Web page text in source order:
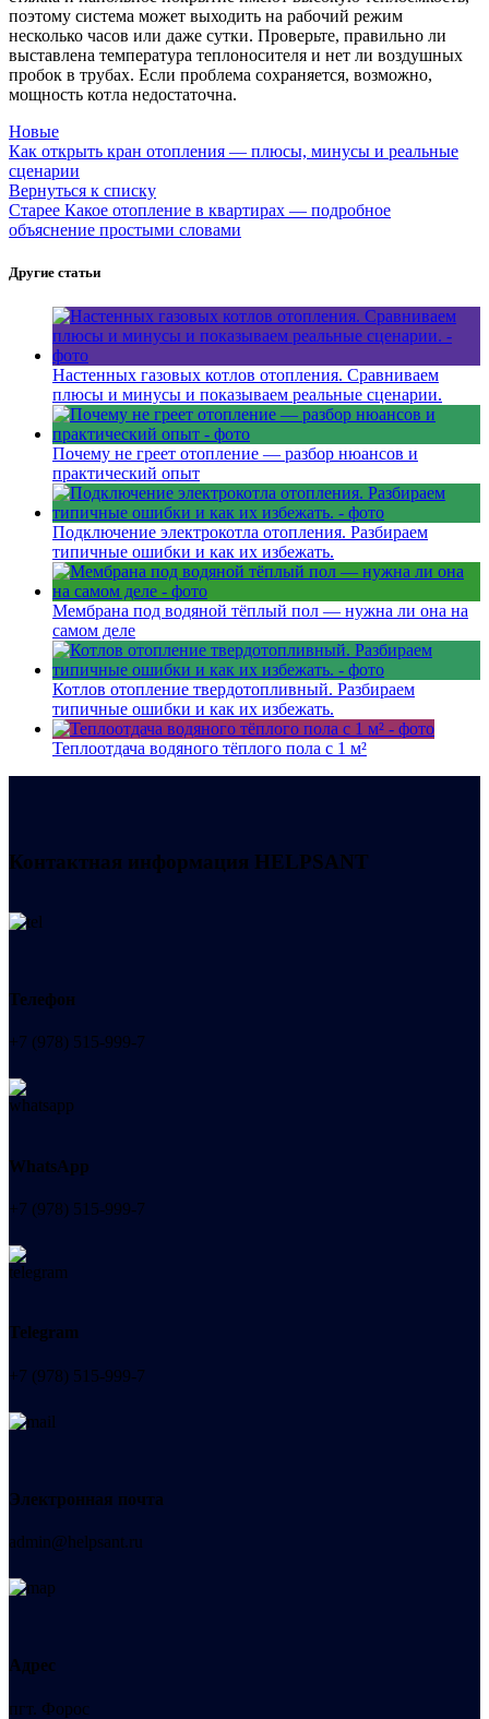
поэтому система может выходить на рабочий режим
несколько часов или даже сутки. Проверьте, правильно ли
выставлена температура теплоносителя и нет ли воздушных
пробок в трубах. Если проблема сохраняется, возможно,
мощность котла недостаточна.
Новые
Как открыть кран отопления — плюсы, минусы и реальные
сценарии
Вернуться к списку
Старее Какое отопление в квартирах — подробное
объяснение простыми словами
Другие статьи
Настенных газовых котлов отопления. Сравниваем
плюсы и минусы и показываем реальные сценарии.
Почему не греет отопление — разбор нюансов и
практический опыт
Подключение электрокотла отопления. Разбираем
типичные ошибки и как их избежать.
Мембрана под водяной тёплый пол — нужна ли она на
самом деле
Котлов отопление твердотопливный. Разбираем
типичные ошибки и как их избежать.
Теплоотдача водяного тёплого пола с 1 м²
Контактная информация HELPSANT
Телефон
+7 (978) 515-999-7
WhatsApp
+7 (978) 515-999-7
Telegram
+7 (978) 515-999-7
Электронная почта
admin@helpsant.ru
Адрес
пгт. Форос